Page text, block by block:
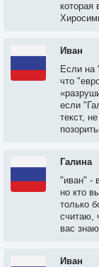
которая
Иван
Если на
что
если
текст,
Галина
"иван" -
но кто
только
считаю,
вас
Иван